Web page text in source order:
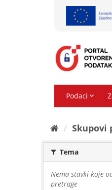
Skupovi
Tema
Nema stavki koje
pretrage